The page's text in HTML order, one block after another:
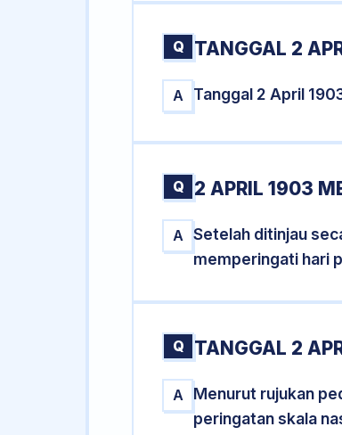
Q TANGGAL 2
A Tanggal 2 April
Q 2 APRIL 1903
A
Setelah ditinjau
memperingati hari
Q TANGGAL 2
A
Menurut rujukan
peringatan skala